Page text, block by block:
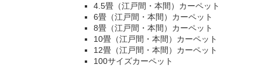
4.5畳（江戸間・本間）カーペット
6畳（江戸間・本間）カーペット
8畳（江戸間・本間）カーペット
10畳（江戸間・本間）カーペット
12畳（江戸間・本間）カーペット
100サイズカーペット